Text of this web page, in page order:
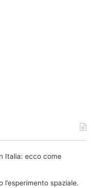
Italia: ecco come
spaziale.